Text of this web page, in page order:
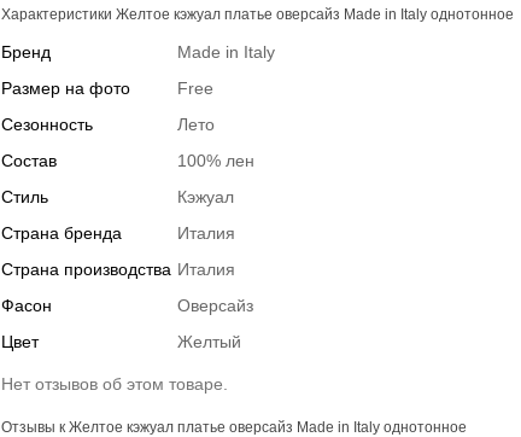
Характеристики Желтое кэжуал платье оверсайз Made in Italy однотонное
Бренд
Made in Italy
Размер на фото
Free
Сезонность
Лето
Состав
100% лен
Стиль
Кэжуал
Страна бренда
Италия
Страна производства Италия
Фасон
Оверсайз
Цвет
Желтый
Нет отзывов об этом товаре.
Отзывы к Желтое кэжуал платье оверсайз Made in Italy однотонное